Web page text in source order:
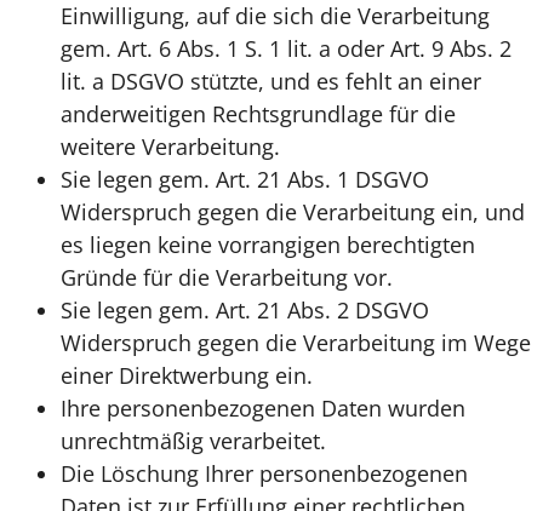
Einwilligung, auf die sich die Verarbeitung
gem. Art. 6 Abs. 1 S. 1 lit. a oder Art. 9 Abs. 2
lit. a DSGVO stützte, und es fehlt an einer
anderweitigen Rechtsgrundlage für die
weitere Verarbeitung.
Sie legen gem. Art. 21 Abs. 1 DSGVO
Widerspruch gegen die Verarbeitung ein, und
es liegen keine vorrangigen berechtigten
Gründe für die Verarbeitung vor.
Sie legen gem. Art. 21 Abs. 2 DSGVO
Widerspruch gegen die Verarbeitung im Wege
einer Direktwerbung ein.
Ihre personenbezogenen Daten wurden
unrechtmäßig verarbeitet.
Die Löschung Ihrer personenbezogenen